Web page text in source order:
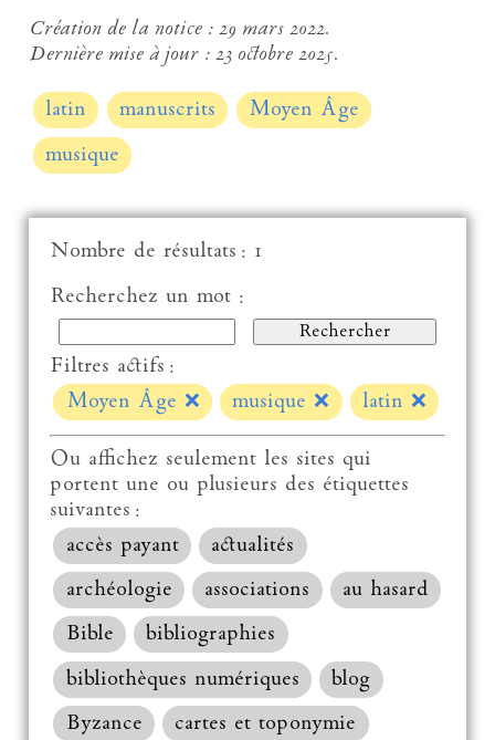
Création de la notice :29 mars 2022.
Dernière mise à jour :23 octobre 2025.
latin manuscrits
Moyen Âge
musique
Nombre de résultats : 1
Recherchez un mot :
Filtres actifs :
Moyen Âge ❌ musique❌ latin❌
Ou affichez seulement les sites qui
portent une ou plusieurs des étiquettes
suivantes :
accès payant
actualités
archéologie
associations
au hasard
Bible
bibliographies
bibliothèques numériques
blog
Byzance
cartes et toponymie